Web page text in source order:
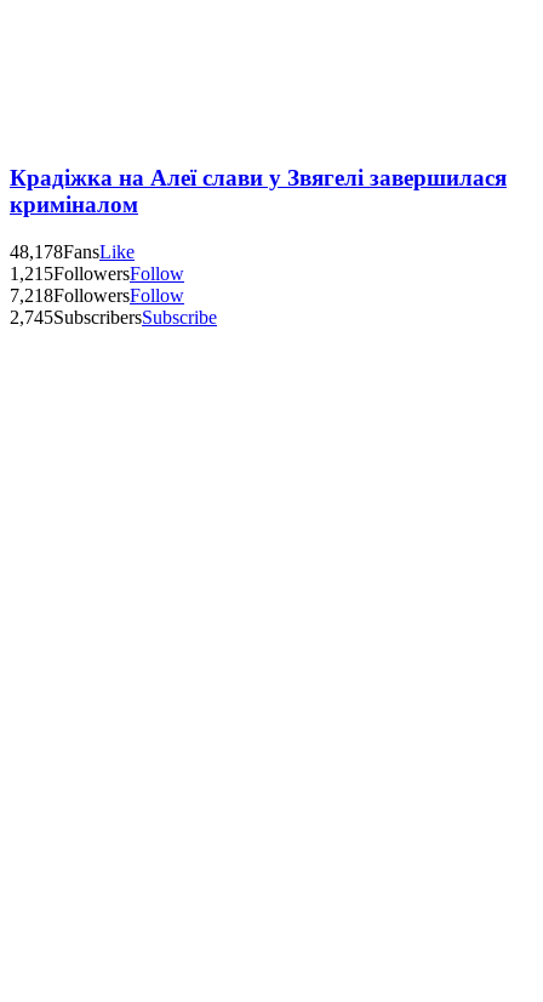
Крадіжка на Алеї слави у Звягелі завершилася
криміналом
48,178FansLike
1,215FollowersFollow
7,218FollowersFollow
2,745SubscribersSubscribe